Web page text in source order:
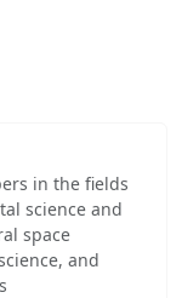
in the fields
science and
space
and